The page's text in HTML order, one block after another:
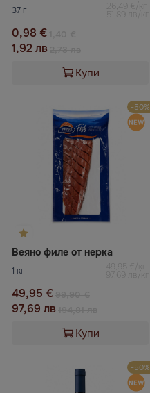
37 г 26,49 €/кг
51,89 лв/кг
0,98 €
1,92 лв
Купи
-50%
Веяно филе от нерка
1 кг 49,95 €/кг
97,69 лв/кг
49,95 €
97,69 лв
Купи
-50%